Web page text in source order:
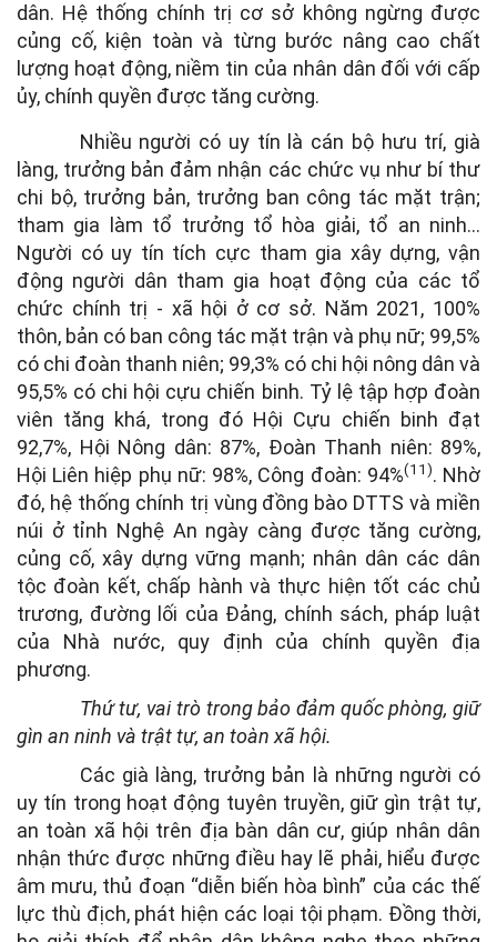
dân. Hệ thống chính trị cơ sở không ngừng được
củng cố, kiện toàn và từng bước nâng cao chất
lượng hoạt động, niềm tin của nhân dân đối với cấp
ủy, chính quyền được tăng cường.
Nhiều người có uy tín là cán bộ hưu trí, già
làng, trưởng bản đảm nhận các chức vụ như bí thư
chi bộ, trưởng bản, trưởng ban công tác mặt trận;
tham gia làm tổ trưởng tổ hòa giải, tổ an ninh...
Người có uy tín tích cực tham gia xây dựng, vận
động người dân tham gia hoạt động của các tổ
chức chính trị - xã hội ở cơ sở. Năm 2021, 100%
thôn, bản có ban công tác mặt trận và phụ nữ; 99,5%
có chi đoàn thanh niên; 99,3% có chi hội nông dân và
95,5% có chi hội cựu chiến binh. Tỷ lệ tập hợp đoàn
viên tăng khá, trong đó Hội Cựu chiến binh đạt
92,7%, Hội Nông dân: 87%, Đoàn Thanh niên: 89%,
Hội Liên hiệp phụ nữ: 98%, Công đoàn: 94%(11). Nhờ
đó, hệ thống chính trị vùng đồng bào DTTS và miền
núi ở tỉnh Nghệ An ngày càng được tăng cường,
củng cố, xây dựng vững mạnh; nhân dân các dân
tộc đoàn kết, chấp hành và thực hiện tốt các chủ
trương, đường lối của Đảng, chính sách, pháp luật
của Nhà nước, quy định của chính quyền địa
phương.
Thứ tư, vai trò trong bảo đảm quốc phòng, giữ
gìn an ninh và trật tự, an toàn xã hội.
Các già làng, trưởng bản là những người có
uy tín trong hoạt động tuyên truyền, giữ gìn trật tự,
an toàn xã hội trên địa bàn dân cư, giúp nhân dân
nhận thức được những điều hay lẽ phải, hiểu được
âm mưu, thủ đoạn “diễn biến hòa bình” của các thế
lực thù địch, phát hiện các loại tội phạm. Đồng thời,